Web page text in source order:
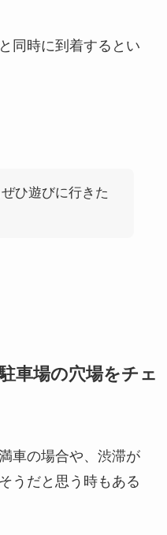
同時に到着するとい
ひ遊びに行きた
車場の穴場をチェ
車の場合や、渋滞が
うだと思う時もある